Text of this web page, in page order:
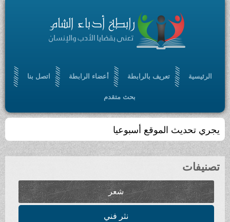
الرئيسية تعريف بالرابطة أعضاء الرابطة اتصل بنا
بحث متقدم
يجري تحديث الموقع أسبوعيا
تصنيفات
شعر
نثر فني